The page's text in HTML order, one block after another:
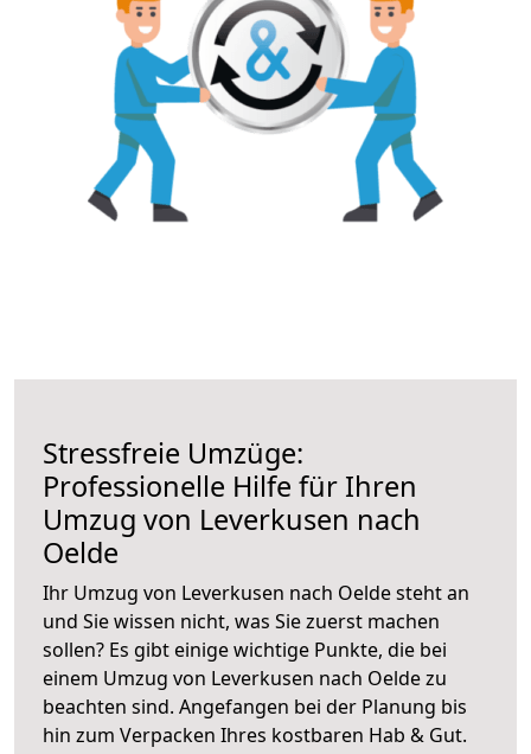
Stressfreie Umzüge:
Professionelle Hilfe für Ihren
Umzug von Leverkusen nach
Oelde
Ihr Umzug von Leverkusen nach Oelde steht an
und Sie wissen nicht, was Sie zuerst machen
sollen? Es gibt einige wichtige Punkte, die bei
einem Umzug von Leverkusen nach Oelde zu
beachten sind. Angefangen bei der Planung bis
hin zum Verpacken Ihres kostbaren Hab & Gut.